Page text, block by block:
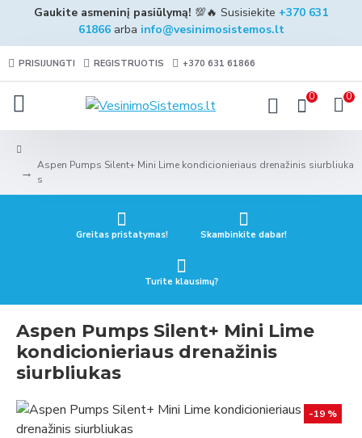
Gaukite asmeninį pasiūlymą! 💯🔥 Susisiekite +370 631
61866arba info@vesinimosistemos.lt
PRISIJUNGTI REGISTRUOTIS +370 631 61866
0 0
Aspen Pumps Silent+ Mini Lime kondicionieriaus drenažinis siurbliuka
s
Greitas pristatymas! Skambinkite dabar!
Turite klausimų?
Aspen Pumps Silent+ Mini Lime
kondicionieriaus drenažinis
siurbliukas
-19 %